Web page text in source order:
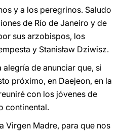
y a los peregrinos. Saludo
de Río de Janeiro y de
sus arzobispos, los
y Stanisław Dziwisz.
de anunciar que, si
próximo, en Daejeon, en la
con los jóvenes de
continental.
Virgen Madre, para que nos